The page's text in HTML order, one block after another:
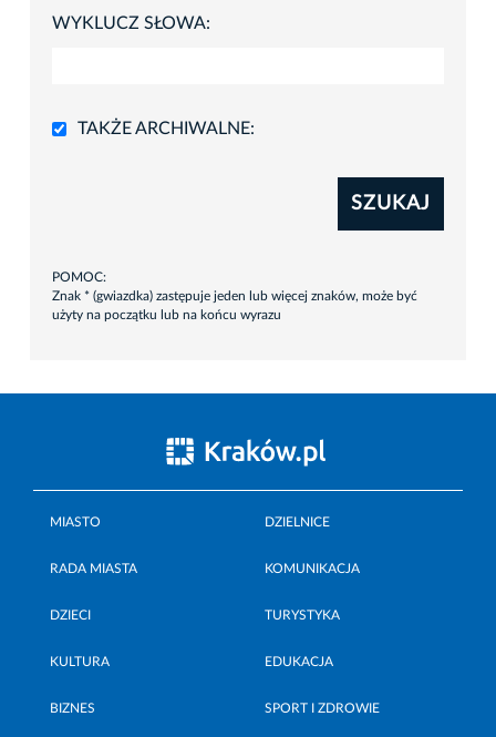
WYKLUCZ SŁOWA:
TAKŻE ARCHIWALNE:
SZUKAJ
POMOC:
Znak * (gwiazdka) zastępuje jeden lub więcej znaków, może być
użyty na początku lub na końcu wyrazu
MIASTO DZIELNICE
RADA MIASTA KOMUNIKACJA
DZIECI TURYSTYKA
KULTURA EDUKACJA
BIZNES SPORT I ZDROWIE